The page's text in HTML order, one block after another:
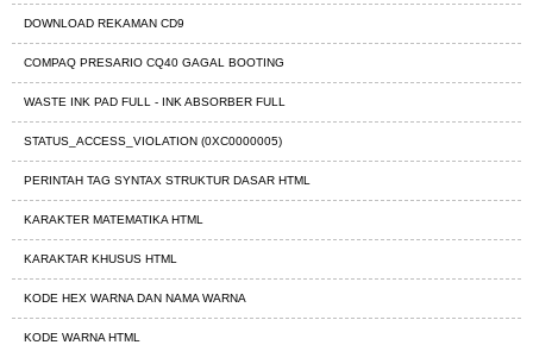
DOWNLOAD REKAMAN CD9
COMPAQ PRESARIO CQ40 GAGAL BOOTING
WASTE INK PAD FULL - INK ABSORBER FULL
STATUS_ACCESS_VIOLATION (0XC0000005)
PERINTAH TAG SYNTAX STRUKTUR DASAR HTML
KARAKTER MATEMATIKA HTML
KARAKTAR KHUSUS HTML
KODE HEX WARNA DAN NAMA WARNA
KODE WARNA HTML